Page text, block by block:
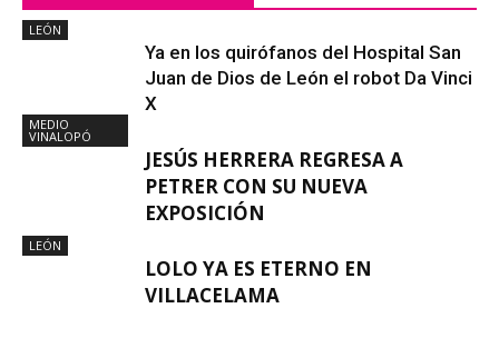
LEÓN
Ya en los quirófanos del Hospital San
Juan de Dios de León el robot Da Vinci
X
MEDIO
VINALOPÓ
JESÚS HERRERA REGRESA A
PETRER CON SU NUEVA
EXPOSICIÓN
LEÓN
LOLO YA ES ETERNO EN
VILLACELAMA